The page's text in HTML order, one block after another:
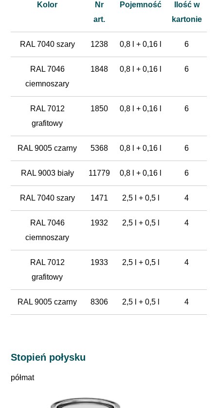
Kolor
Nr
art.
Pojemność
Ilość w
kartonie
RAL 7040 szary 1238 0,8 l + 0,16 l 6
RAL 7046
ciemnoszary
1848 0,8 l + 0,16 l 6
RAL 7012
grafitowy
1850 0,8 l + 0,16 l 6
RAL 9005 czarny 5368 0,8 l + 0,16 l 6
RAL 9003 biały 11779 0,8 l + 0,16 l 6
RAL 7040 szary 1471 2,5 l + 0,5 l 4
RAL 7046
ciemnoszary
1932 2,5 l + 0,5 l 4
RAL 7012
grafitowy
1933 2,5 l + 0,5 l 4
RAL 9005 czarny 8306 2,5 l + 0,5 l 4
Stopień połysku
półmat